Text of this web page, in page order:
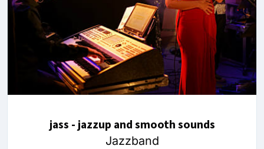
jass - jazzup and smooth sounds
Jazzband